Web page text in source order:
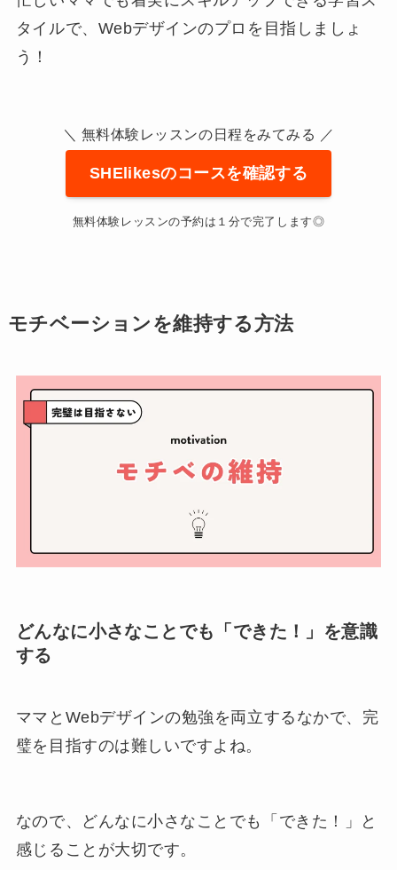
タイルで、Webデザインのプロを目指しましょ
う！
＼ 無料体験レッスンの日程をみてみる ／
SHElikesのコースを確認する
無料体験レッスンの予約は１分で完了します◎
モチベーションを維持する方法
どんなに小さなことでも「できた！」を意識
する
ママとWebデザインの勉強を両立するなかで、完
璧を目指すのは難しいですよね。
なので、どんなに小さなことでも「できた！」と
感じることが大切です。